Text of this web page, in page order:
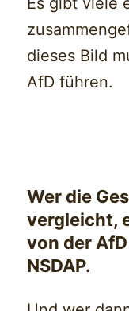
dieses Bild
AfD führen.
Wer die
vergleicht,
von der
NSDAP.